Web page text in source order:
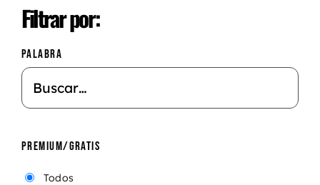
Filtrar por:
PALABRA
PREMIUM/GRATIS
Todos